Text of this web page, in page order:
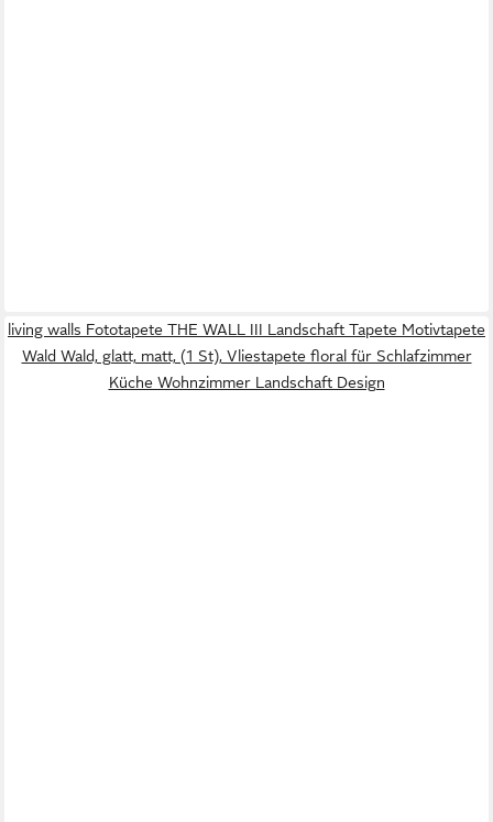
living walls Fototapete THE WALL III Landschaft Tapete Motivtapete
Wald Wald, glatt, matt, (1 St), Vliestapete floral für Schlafzimmer
Küche Wohnzimmer Landschaft Design